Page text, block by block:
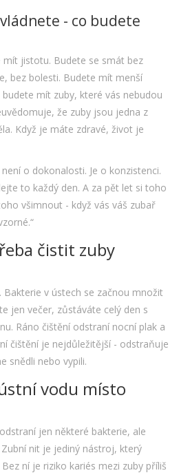
- co budete
mít jistotu. Budete se smát bez
bez bolesti. Budete mít menší
mít zuby, které vás nebudou
že zuby jsou jedna z
Když je máte zdravé, život je
o dokonalosti. Je o konzistenci.
to každý den. A za pět let si toho
všimnout - když vás váš zubař
čistit zuby
Bakterie v ústech se začnou množit
jen večer, zůstáváte celý den s
Ráno čištění odstraní nocní plak a
čištění je nejdůležitější - odstraňuje
snědli nebo vypili.
vodu místo
jen některé bakterie, ale
nit je jediný nástroj, který
ní je riziko kariés mezi zuby příliš